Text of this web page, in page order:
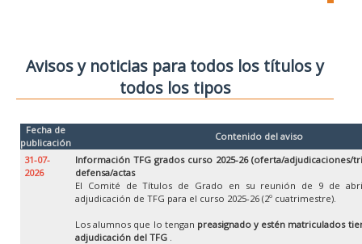
Avisos y noticias para todos los títulos y
todos los tipos
Fecha de
publicación
Contenido del aviso
31-07-
2026
Información TFG grados curso 2025-26 (oferta/adjudicaciones/
defensa/actas
El Comité de Títulos de Grado en su reunión de 9 de
adjudicación de TFG para el curso 2025-26 (2º cuatrimestre).
Los alumnos que lo tengan preasignado y estén matriculados
adjudicación del TFG .